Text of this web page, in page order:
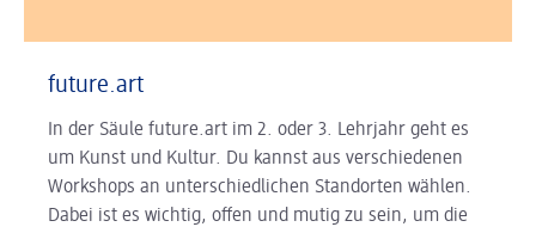
future.art
In der Säule future.art im 2. oder 3. Lehrjahr geht es
um Kunst und Kultur. Du kannst aus verschiedenen
Workshops an unterschiedlichen Standorten wählen.
Dabei ist es wichtig, offen und mutig zu sein, um die